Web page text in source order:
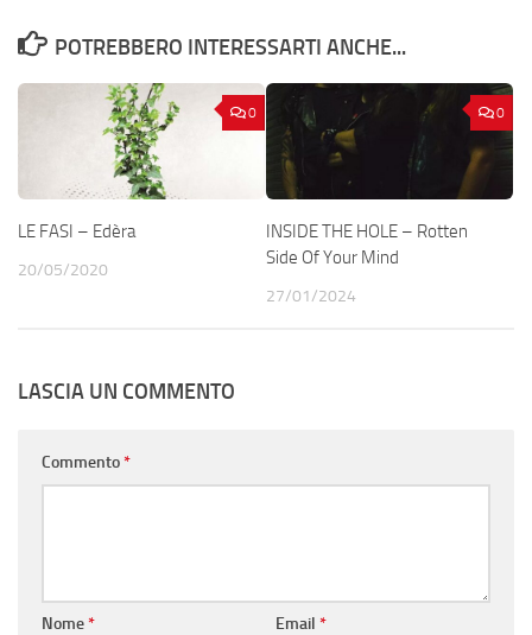
POTREBBERO INTERESSARTI ANCHE...
0
LE FASI – Edèra
20/05/2020
0
INSIDE THE HOLE – Rotten
Side Of Your Mind
27/01/2024
LASCIA UN COMMENTO
Commento*
Nome* Email *